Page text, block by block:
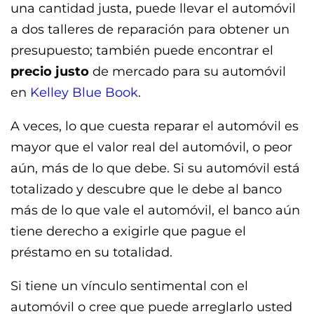
una cantidad justa, puede llevar el automóvil
a dos talleres de reparación para obtener un
presupuesto; también puede encontrar el
precio justo de mercado para su automóvil
en Kelley Blue Book.
A veces, lo que cuesta reparar el automóvil es
mayor que el valor real del automóvil, o peor
aún, más de lo que debe. Si su automóvil está
totalizado y descubre que le debe al banco
más de lo que vale el automóvil, el banco aún
tiene derecho a exigirle que pague el
préstamo en su totalidad.
Si tiene un vínculo sentimental con el
automóvil o cree que puede arreglarlo usted